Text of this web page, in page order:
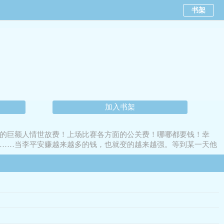
书架
加入书架
巨额人情世故费！上场比赛各方面的公关费！哪哪都要钱！幸
当李平安赚越来越多的钱，也就变的越来越强。等到某一天他